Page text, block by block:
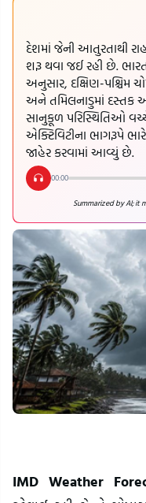
દેશમાં જેની આતુરતાથી
શરૂ થવા જઈ રહી છે.
અનુસાર, દક્ષિણ-પશ્ચિમ
અને તમિલનાડુમાં દસ્તક
સાનુકૂળ પરિસ્થિતિઓ વચ્ચે
એક્ટિવિટીના ભાગરૂપે
જાહેર કરવામાં આવ્યું છે.
00:00
Summarized by AI; it
IMD Weather